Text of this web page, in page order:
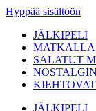
Hyppää sisältöön
JÄLKIPELI
SALATUT
JÄLKIPELI